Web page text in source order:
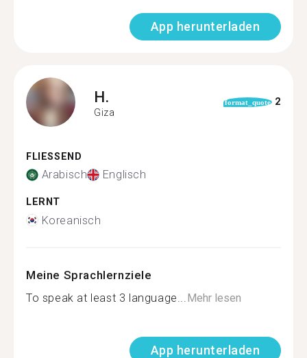
App herunterladen
H.
Giza
format_quote 2
FLIESSEND
Arabisch Englisch
LERNT
Koreanisch
Meine Sprachlernziele
To speak at least 3 language... Mehr lesen
App herunterladen